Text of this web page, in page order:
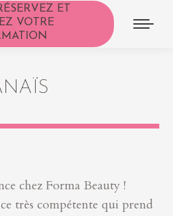
ET
VOTRE
chez Forma Beauty !
très compétente qui prend